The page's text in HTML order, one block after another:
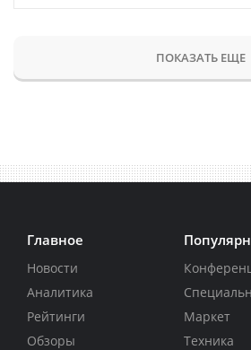
ПОКАЗАТЬ ЕЩЕ
Главное
Новости
Аналитика
Рейтинги
Обзоры
Маркет
Техника